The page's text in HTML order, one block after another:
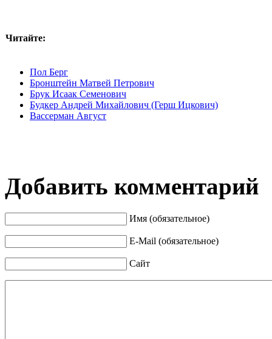
Читайте:
Пол Берг
Бронштейн Матвей Петрович
Брук Исаак Семенович
Будкер Андрей Михайлович (Герш Ицкович)
Вассерман Август
Добавить комментарий
Имя (обязательное)
E-Mail (обязательное)
Сайт